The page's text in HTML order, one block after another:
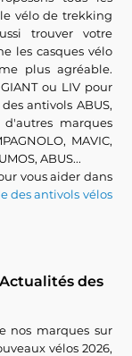
vélo de trekking
trouver votre
les casques vélo
plus agréable.
ou LIV pour
antivols ABUS,
marques
MAVIC,
ABUS...
vous aider dans
des antivols vélos
des
nos marques sur
vélos 2026,